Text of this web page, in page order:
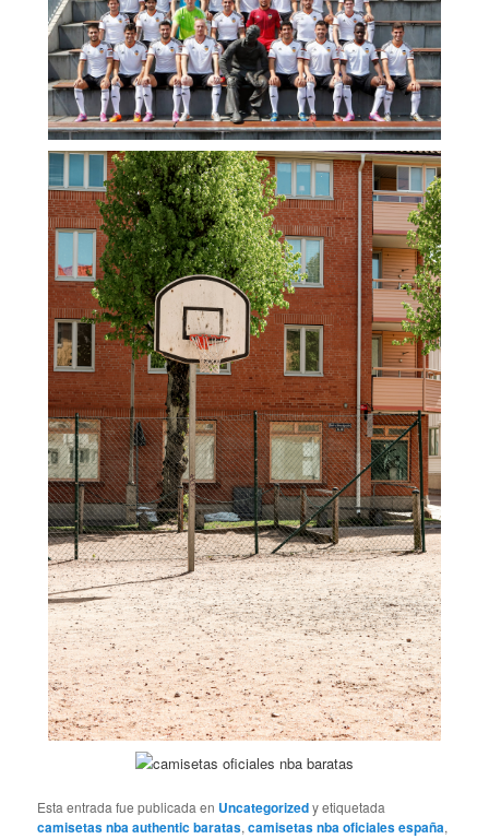
Esta entrada fue publicada en Uncategorizedy etiquetada
camisetas nba authentic baratas,camisetas nba oficiales españa,